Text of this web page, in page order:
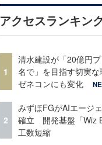
アクセスランキン
1
清水建設が「20億円
名で」を目指す切実
ゼネコンにも変化
2
みずほFGがAIエージ
確立 開発基盤「Wiz
工数短縮